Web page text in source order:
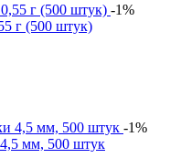
-1%
г (500 штук)
-1%
мм, 500 штук